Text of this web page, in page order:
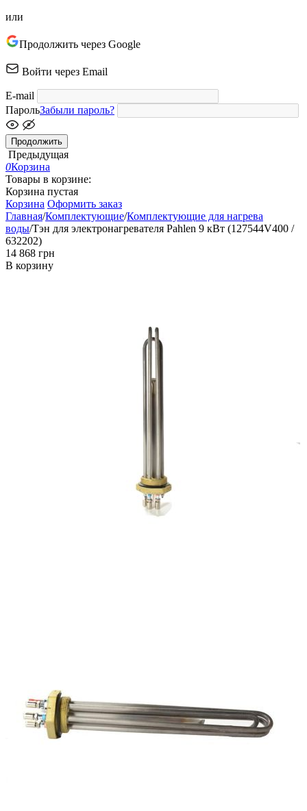
или
Продолжить через Google
Войти через Email
E-mail
ПарольЗабыли пароль?
Продолжить
Предыдущая
0Корзина
Товары в корзине:
Корзина пустая
Корзина Оформить заказ
Главная/Комплектующие/Комплектующие для нагрева
воды/Тэн для электронагревателя Pahlen 9 кВт (127544V400 /
632202)
‍14 868‍ грн
В корзину